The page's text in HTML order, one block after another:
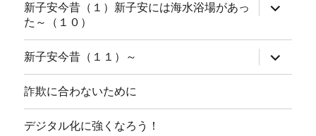
新子安今昔（１）新子安には海水浴場があっ
た～（１０）
ブ
ニ
ュ
を
新子安今昔（１１）～
ブ
メ
ー
詐欺に合わないために
デジタル化に強くなろう！